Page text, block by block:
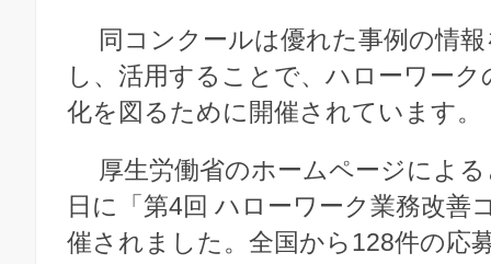
同コンクールは優れた事例の情報
し、活用することで、ハローワー
化を図るために開催されています。
厚生労働省のホームページによる
日に「第4回 ハローワーク業務改善
催されました。全国から128件の応